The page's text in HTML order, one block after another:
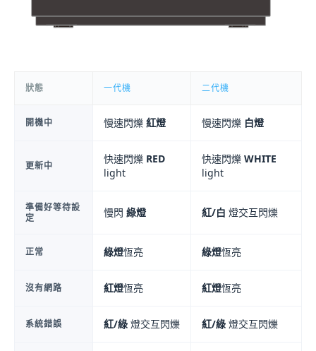
狀態 一代機 二代機
開機中 慢速閃爍 紅燈 慢速閃爍 白燈
更新中
快速閃爍 RED
light
快速閃爍 WHITE
light
準備好等待設
定
慢閃 綠燈 紅/白 燈交互閃爍
正常 綠燈恆亮 綠燈恆亮
沒有網路 紅燈恆亮 紅燈恆亮
系統錯誤 紅/綠 燈交互閃爍 紅/綠 燈交互閃爍